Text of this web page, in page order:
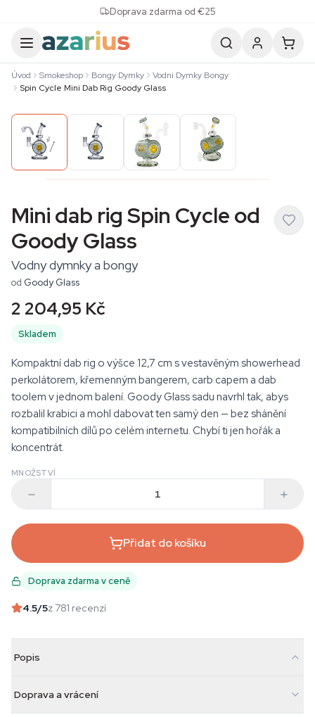
Doprava zdarma od €25
Úvod Smokeshop Bongy Dymky
Vodni Dymky Bongy
Spin Cycle Mini Dab Rig Goody Glass
Mini dab rig Spin Cycle od
Goody Glass
Vodny dymnky a bongy
od Goody Glass
2 204,95 Kč
Skladem
Kompaktní dab rig o výšce 12,7 cm s vestavěným showerhead
perkolátorem, křemenným bangerem, carb capem a dab
toolem v jednom balení. Goody Glass sadu navrhl tak, abys
rozbalil krabici a mohl dabovat ten samý den — bez shánění
kompatibilních dílů po celém internetu. Chybí ti jen hořák a
koncentrát.
MNOŽSTVÍ
Přidat do košíku
Doprava zdarma v ceně
4.5/5z 781 recenzí
Popis
Doprava a vrácení